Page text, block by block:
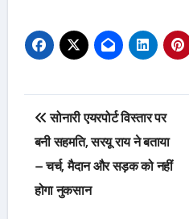
Post
navigation
सोनारी एयरपोर्ट विस्तार पर
बनी सहमति, सरयू राय ने बताया
– चर्च, मैदान और सड़क को नहीं
होगा नुकसान